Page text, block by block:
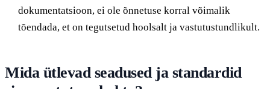
dokumentatsioon, ei ole õnnetuse korral võimalik
tõendada, et on tegutsetud hoolsalt ja vastutustundlikult.
Mida ütlevad seadused ja standardid